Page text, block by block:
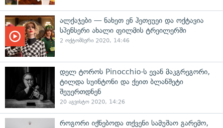
ალქაჯები — ნახეთ ენ ჰეთეუეი და ოქტავია
სპენსერი ახალი ფილმის ტრეილერში
2 ოქტომბერი 2020, 14:46
დელ ტოროს Pinocchio-ს ევან მაკგრეგორი,
ტილდა სუინტონი და ქეით ბლანშეტი
შეუერთდნენ
20 აგვისტო 2020, 14:26
როგორი იქნებოდა თქვენი სამუშაო გარემო,